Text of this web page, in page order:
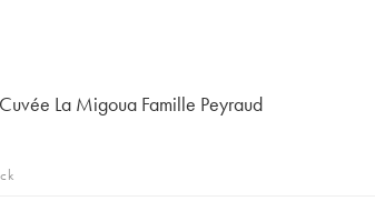
La Migoua Famille Peyraud